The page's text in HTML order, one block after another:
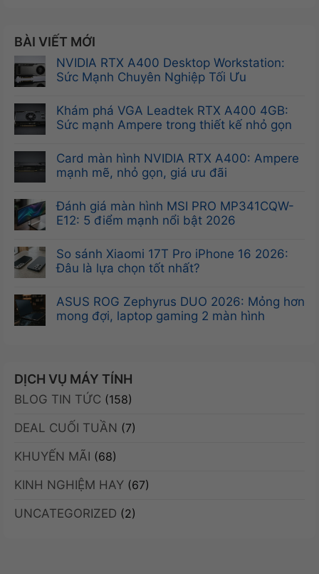
BÀI VIẾT MỚI
NVIDIA RTX A400 Desktop Workstation:
Sức Mạnh Chuyên Nghiệp Tối Ưu
có
bình
ở
NVIDIA
RTX
Desktop
Workstation:
Mạnh
Chuyên
Tối
Ưu
Khám phá VGA Leadtek RTX A400 4GB:
Sức mạnh Ampere trong thiết kế nhỏ gọn
có
bình
ở
Khám
phá
Leadtek
RTX
4GB:
Sức
mạnh
kế
nhỏ
Card màn hình NVIDIA RTX A400: Ampere
mạnh mẽ, nhỏ gọn, giá ưu đãi
có
bình
ở
Card
màn
NVIDIA
RTX
mẽ,
nhỏ
gọn,
giá
ưu
đãi
Đánh giá màn hình MSI PRO MP341CQW-
E12: 5 điểm mạnh nổi bật 2026
có
bình
ở
Đánh
giá
PRO
MP341CQW-
E12:
5
điểm
mạnh
nổi
bật
2026
So sánh Xiaomi 17T Pro iPhone 16 2026:
Đâu là lựa chọn tốt nhất?
có
bình
Xiaomi
17T
iPhone
2026:
là
chọn
ASUS ROG Zephyrus DUO 2026: Mỏng hơn
mong đợi, laptop gaming 2 màn hình
luận
ở
ASUS
ROG
Zephyrus
DUO
2026:
Mỏng
hơn
đợi,
DỊCH VỤ MÁY TÍNH
BLOG TIN TỨC (158)
DEAL CUỐI TUẦN (7)
KHUYẾN MÃI (68)
KINH NGHIỆM HAY (67)
UNCATEGORIZED (2)